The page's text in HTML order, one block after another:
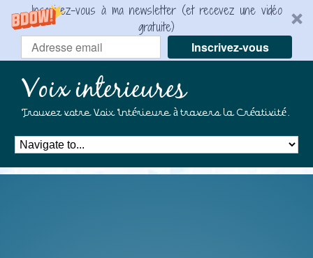
Inscrivez-vous à ma newsletter (et recevez une vidéo
gratuite)
Inscrivez-vous
Voix interieures
Trouvez votre Voix Intérieure à travers la Créativité.